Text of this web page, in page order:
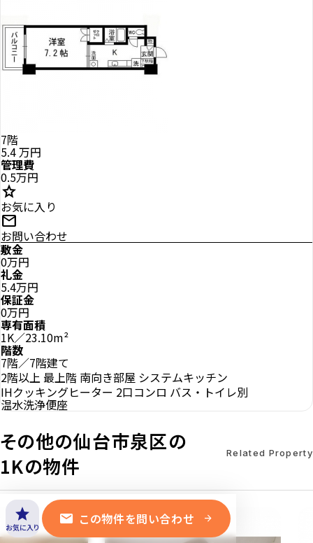
7階
5.4万円
管理費
0.5万円
star
お気に入り
mail
お問い合わせ
敷金
0万円
礼金
5.4万円
保証金
0万円
専有面積
1K／23.10m²
階数
7階／7階建て
2階以上 最上階 南向き部屋 システムキッチン
IHクッキングヒーター 2口コンロ バス・トイレ別
温水洗浄便座
その他の仙台市泉区の
1Kの物件
Related Property
star
お気に入り mail この物件を問い合わせ arrow_forward